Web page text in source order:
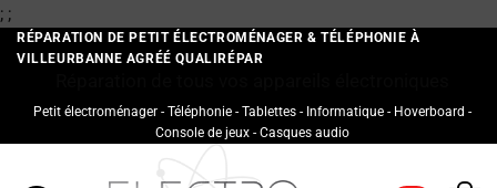
; ;Passer
au
contenu
RÉPARATION DE PETIT ÉLECTROMÉNAGER & TÉLÉPHONIE À
VILLEURBANNE AGRÉÉ QUALIRÉPAR
Petit électroménager - Téléphonie - Tablettes - Informatique - Hoverboard -
Console de jeux - Casques audio